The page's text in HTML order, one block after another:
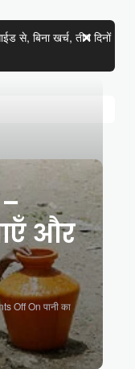
से, बिना खर्च, तीन दिनों
और
OffOn पानी का